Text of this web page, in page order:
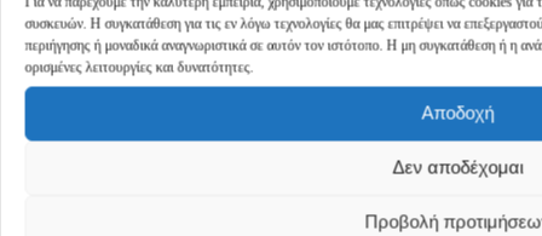
συσκευών. Η συγκατάθεση για τις εν λόγω τεχνολογίες θα μας επιτρέψει να
περιήγησης ή μοναδικά αναγνωριστικά σε αυτόν τον ιστότοπο. Η μη συγκατάθεση ή η
ορισμένες λειτουργίες και δυνατότητες.
Αποδοχή
Δεν αποδέχομαι
Προβολή